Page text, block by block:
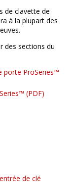
de clavette de
à la plupart des
des sections du
porte ProSeries™
de clé